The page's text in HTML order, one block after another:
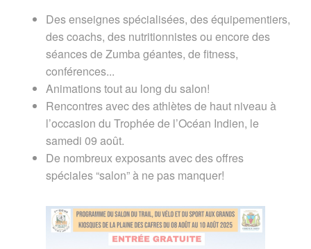
Des enseignes spécialisées, des équipementiers,
des coachs, des nutritionnistes ou encore des
séances de Zumba géantes, de fitness,
conférences...
Animations tout au long du salon!
Rencontres avec des athlètes de haut niveau à
l’occasion du Trophée de l’Océan Indien, le
samedi 09 août.
De nombreux exposants avec des offres
spéciales “salon” à ne pas manquer!